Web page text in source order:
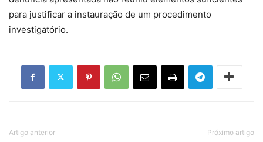
para justificar a instauração de um procedimento
investigatório.
Artigo anterior Próximo artigo